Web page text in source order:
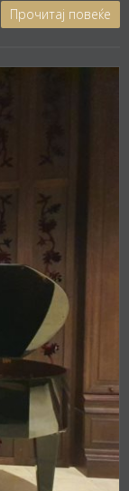
Прочитај повеќе